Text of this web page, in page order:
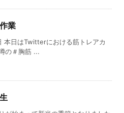
業
本日はTwitterにおける筋トレアカ
の＃胸筋 ...